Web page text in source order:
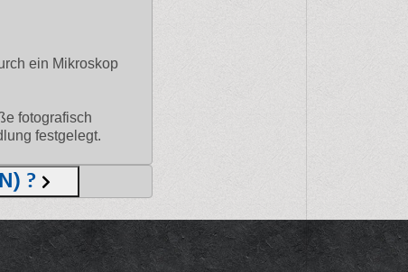
ein Mikroskop
fotografisch
festgelegt.
?